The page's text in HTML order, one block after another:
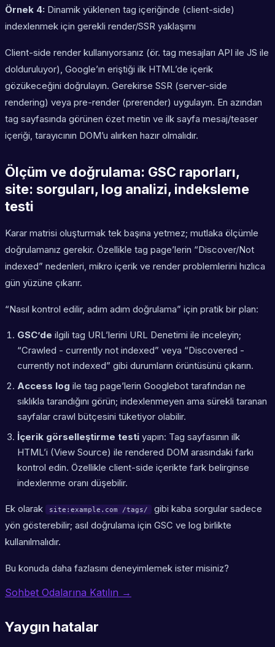
Örnek 4: Dinamik yüklenen tag içeriğinde (client-side)
indexlenmek için gerekli render/SSR yaklaşımı
Client-side render kullanıyorsanız (ör. tag mesajları API ile JS ile
dolduruluyor), Google’ın eriştiği ilk HTML’de içerik
gözükeceğini doğrulayın. Gerekirse SSR (server-side
rendering) veya pre-render (prerender) uygulayın. En azından
tag sayfasında görünen özet metin ve ilk sayfa mesaj/teaser
içeriği, tarayıcının DOM’u alırken hazır olmalıdır.
Ölçüm ve doğrulama: GSC raporları,
site: sorguları, log analizi, indeksleme
testi
Karar matrisi oluşturmak tek başına yetmez; mutlaka ölçümle
doğrulamanız gerekir. Özellikle tag page’lerin “Discover/Not
indexed” nedenleri, mikro içerik ve render problemlerini hızlıca
gün yüzüne çıkarır.
“Nasıl kontrol edilir, adım adım doğrulama” için pratik bir plan:
GSC’de ilgili tag URL’lerini URL Denetimi ile inceleyin;
“Crawled - currently not indexed” veya “Discovered -
currently not indexed” gibi durumların örüntüsünü çıkarın.
Access log ile tag page’lerin Googlebot tarafından ne
sıklıkla tarandığını görün; indexlenmeyen ama sürekli taranan
sayfalar crawl bütçesini tüketiyor olabilir.
İçerik görselleştirme testi yapın: Tag sayfasının ilk
HTML’i (View Source) ile rendered DOM arasındaki farkı
kontrol edin. Özellikle client-side içerikte fark belirginse
indexlenme oranı düşebilir.
Ek olarak site:example.com /tags/
gibi kaba sorgular sadece
yön gösterebilir; asıl doğrulama için GSC ve log birlikte
kullanılmalıdır.
Bu konuda daha fazlasını deneyimlemek ister misiniz?
Sohbet Odalarına Katılın →
Yaygın hatalar